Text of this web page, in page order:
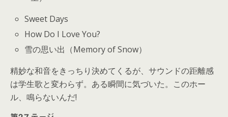
Sweet Days
How Do I Love You?
雪の思い出（Memory of Snow）
精妙な和音をきっちり決めてくるが、サウンドの距離感
は学生歌と変わらず。ある瞬間に気づいた。このホー
ル、鳴らないんだ!